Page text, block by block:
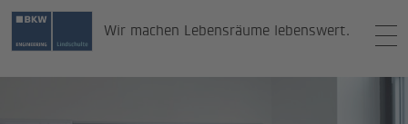
Wir machen Lebensräume lebenswert.